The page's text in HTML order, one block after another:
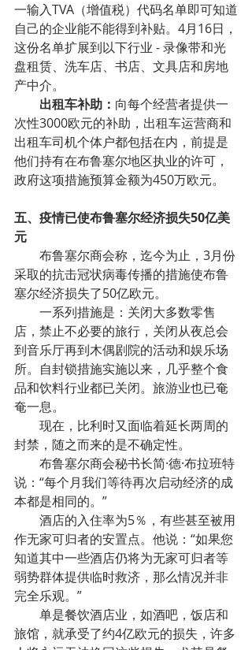
一输入TVA（增值税）代码名单即可知道
自己的企业能不能得到补贴。4月16日，
这份名单扩展到以下行业 - 录像带和光
盘租赁、洗车店、书店、文具店和房地
产中介。
出租车补助： 向每个经营者提供一
次性3000欧元的补助，出租车运营商和
出租车司机个体户都包括在内，前提是
他们持有在布鲁塞尔地区执业的许可，
政府这项措施预算金额为450万欧元。
五、疫情已使布鲁塞尔经济损失50亿美
元
布鲁塞尔商会称，迄今为止，3月份
采取的抗击冠状病毒传播的措施使布鲁
塞尔经济损失了50亿欧元。
一系列措施是：关闭大多数零售
店，禁止不必要的旅行，关闭从夜总会
到音乐厅再到木偶剧院的活动和娱乐场
所。自封锁措施实施以来，几乎整个食
品和饮料行业都已关闭。旅游业也已奄
奄一息。
现在，比利时又面临着延长两周的
封禁，随之而来的是不确定性。
布鲁塞尔商会秘书长简·德·布拉班特
说：“每个月我们等待再次启动经济的成
本都是相同的。”
酒店的入住率为5％，有些甚至被用
作无家可归者的安置点。他说：“如果您
知道其中一些酒店仍将为无家可归者等
弱势群体提供临时救济，那么情况并非
完全乐观。”
单是餐饮酒店业，如酒吧，饭店和
旅馆，就承受了约4亿欧元的损失，许多